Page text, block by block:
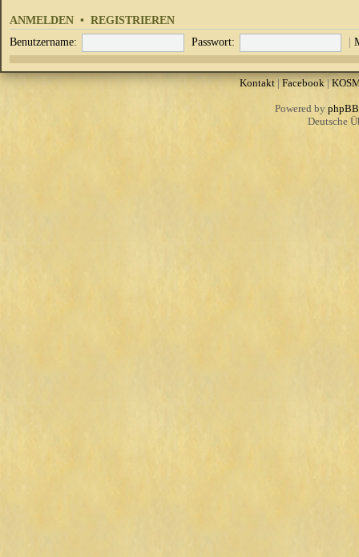
ANMELDEN • REGISTRIEREN
Benutzername: Passwort: |
Kontakt| Facebook|
Powered by phpBB
Deutsche